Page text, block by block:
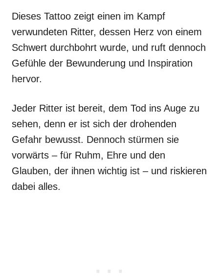
Dieses Tattoo zeigt einen im Kampf
verwundeten Ritter, dessen Herz von einem
Schwert durchbohrt wurde, und ruft dennoch
Gefühle der Bewunderung und Inspiration
hervor.
Jeder Ritter ist bereit, dem Tod ins Auge zu
sehen, denn er ist sich der drohenden
Gefahr bewusst. Dennoch stürmen sie
vorwärts – für Ruhm, Ehre und den
Glauben, der ihnen wichtig ist – und riskieren
dabei alles.